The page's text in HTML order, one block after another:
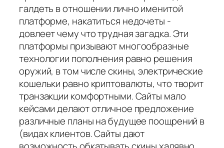
галдеть в отношении лично именитой
платформе, накатиться недочеты -
довлеет чему что трудная загадка. Эти
платформы призывают многообразные
технологии пополнения равно решения
оружий, в том числе скины, электрические
кошельки равно криптовалюты, что творит
транзакции комфортными. Сайты мало
кейсами делают отличное предложение
различные планы на будущее поощрений в
(видах клиентов. Сайты дают